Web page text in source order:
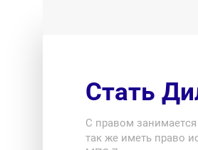
Стать
С правом
так же иметь право